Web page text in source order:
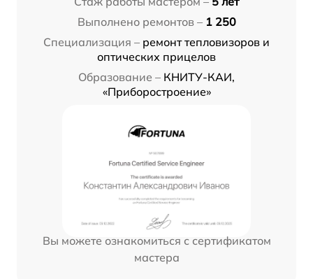
Выполнено ремонтов – 1 250
Специализация – ремонт тепловизоров и
оптических прицелов
Образование – КНИТУ-КАИ,
«Приборостроение»
Вы можете ознакомиться с сертификатом
мастера